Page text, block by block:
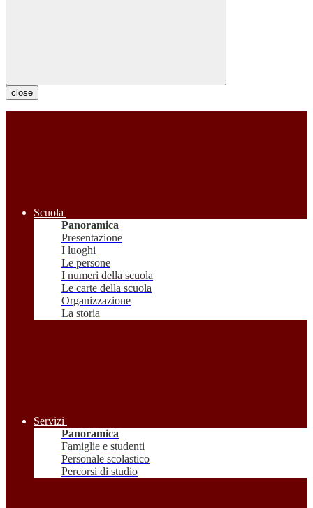
close
Scuola
Panoramica
Presentazione
I luoghi
Le persone
I numeri della scuola
Le carte della scuola
Organizzazione
La storia
Servizi
Panoramica
Famiglie e studenti
Personale scolastico
Percorsi di studio